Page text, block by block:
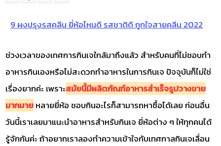
9 ผงปรุงรสคลีน ยี่ห้อไหนดี รสชาติดี ถูกใจสายคลีน 2022
ช่วงเวลาของเทศการกินเจใกล้มาถึงแล้ว สำหรับคนที่ไม่ชอบทำ
อาหารกินเองหรือไม่สะดวกทำอาหารในการกินเจ ปัจจุบันก็ไม่ใช่
เรื่องยากค่ะ เพราะสมัยนี้มีผลิตภัณฑ์อาหารสำเร็จรูปวางขาย
มากมายหลายยี่ห้อ ชอบกินอะไรก็สามารถหาซื้อได้เลย ก่อนอื่น
วันนี้เราเลยมาแนะนำอาหารสำหรับกินเจ ยี่ห้อต่าง ๆ ให้ทุกคนได้
รู้จักกันค่ะ ถ้าอยากเราลองทำความเข้าใจกับเทศกาลกินเจเลื่อน